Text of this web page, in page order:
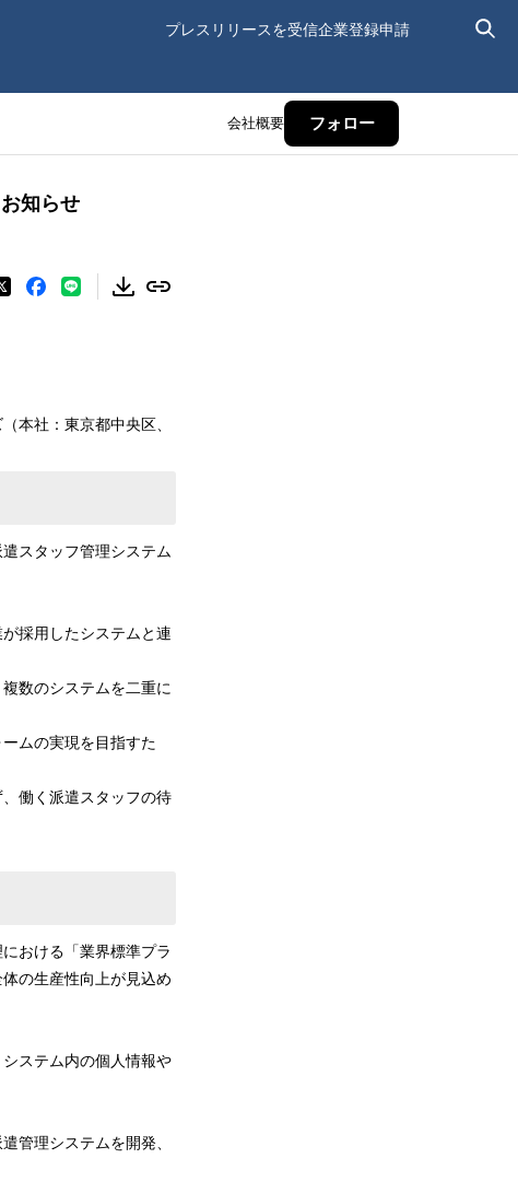
プレスリリースを受信企業登録申請
会社概要 フォロー
知らせ
本社：東京都中央区、
スタッフ管理システム
採用したシステムと連
数のシステムを二重に
ムの実現を目指すた
働く派遣スタッフの待
おける「業界標準プラ
の生産性向上が見込め
ステム内の個人情報や
管理システムを開発、